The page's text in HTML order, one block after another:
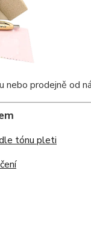
nebo prodejně od
tónu pleti